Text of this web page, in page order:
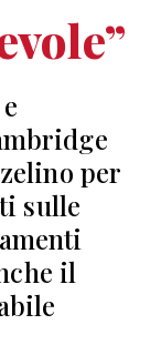
per
sulle
il